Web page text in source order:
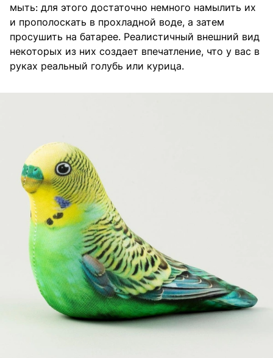
мыть: для этого достаточно немного намылить их
и прополоскать в прохладной воде, а затем
просушить на батарее. Реалистичный внешний вид
некоторых из них создает впечатление, что у вас в
руках реальный голубь или курица.